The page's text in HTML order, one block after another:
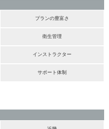
プランの豊富さ
衛生管理
インストラクター
サポート体制